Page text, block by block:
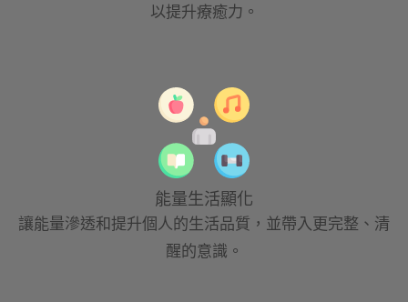
以提升療癒力。
能量生活顯化
讓能量滲透和提升個人的生活品質，並帶入更完整、清
醒的意識。